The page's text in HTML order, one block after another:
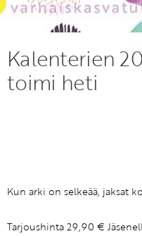
Kalenterien
toimi heti
Kun arki on selkeää, jaksat
Tarjoushinta 29,90 €